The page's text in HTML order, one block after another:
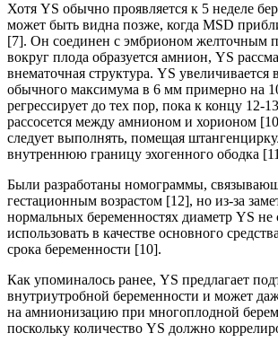
Хотя YS обычно проявляется к 5 неделе
может быть видна позже, когда MSD
[7]. Он соединен с эмбрионом желточным
вокруг плода образуется амнион, YS
внематочная структура. YS увеличивается
обычного максимума в 6 мм примерно на
регрессирует до тех пор, пока к концу 12-
рассосется между амнионом и хорионом
следует выполнять, помещая
внутреннюю границу эхогенного ободка
Были разработаны номограммы,
гестационным возрастом [12], но из-за
нормальных беременностях диаметр YS не
использовать в качестве основного
срока беременности [10].
Как упоминалось ранее, YS предлагает
внутриутробной беременности и может
на амнионизацию при многоплодной
поскольку количество YS должно